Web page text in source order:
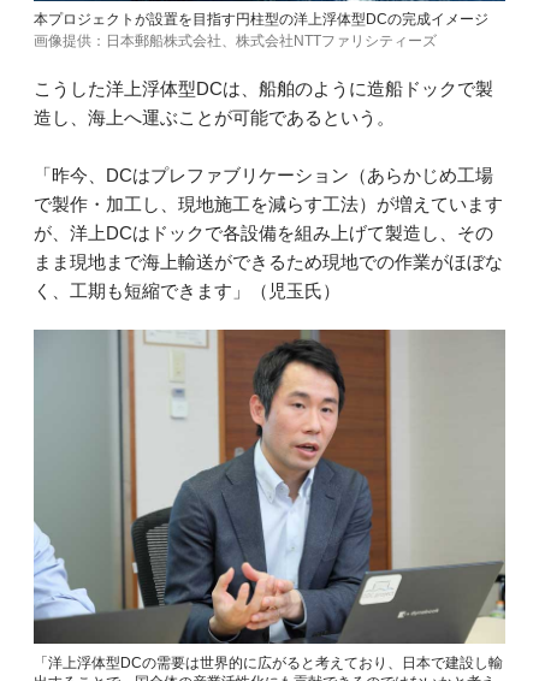
本プロジェクトが設置を目指す円柱型の洋上浮体型DCの完成イメージ
画像提供：日本郵船株式会社、株式会社NTTファリシティーズ
こうした洋上浮体型DCは、船舶のように造船ドックで製
造し、海上へ運ぶことが可能であるという。
「昨今、DCはプレファブリケーション（あらかじめ工場
で製作・加工し、現地施工を減らす工法）が増えています
が、洋上DCはドックで各設備を組み上げて製造し、その
まま現地まで海上輸送ができるため現地での作業がほぼな
く、工期も短縮できます」（児玉氏）
「洋上浮体型DCの需要は世界的に広がると考えており、日本で建設し輸